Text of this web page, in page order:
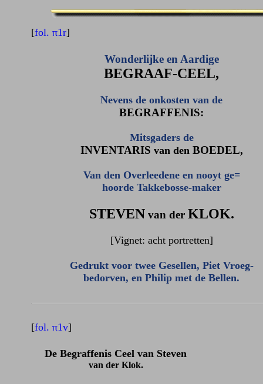
[fol. π1r]
Wonderlijke en Aardige
BEGRAAF-CEEL,
Nevens de onkosten van de
BEGRAFFENIS:
Mitsgaders de
INVENTARIS van den BOEDEL,
Van den Overleedene en nooyt ge=
hoorde Takkebosse-maker
STEVEN van der KLOK.
[Vignet: acht portretten]
Gedrukt voor twee Gesellen, Piet Vroeg-
bedorven, en Philip met de Bellen.
[fol. π1v]
De Begraffenis Ceel van Steven
van der Klok.